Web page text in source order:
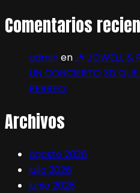
Comentarios
adminen 🎶 JOWELL &
UN CONCIERTO 3D
PERREO:
Archivos
agosto 2026
julio 2026
junio 2026